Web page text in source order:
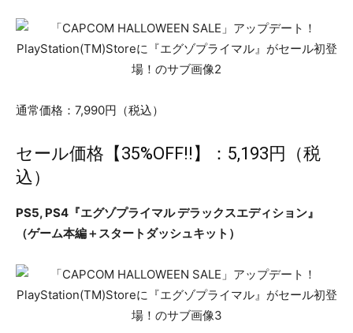
通常価格：7,990円（税込）
セール価格【35%OFF!!】：5,193円（税
込）
PS5, PS4『エグゾプライマル デラックスエディション』
（ゲーム本編＋スタートダッシュキット）